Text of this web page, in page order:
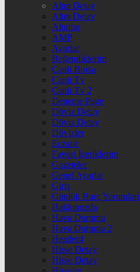
Altın Detay
Altın Detay
Altınlar
AMP
Ayarlar
Beğendiklerim
Canlı Borsa
Canlı Tv
Canlı Tv 2
Deneme Page
Döviz Detay
Döviz Detay
Dövizler
Eczane
Favori İçeriklerim
Gazeteler
Genel Ayarlar
Giriş
Günlük Burç Yorumları
Hakkımızda
Hava Durumu
Hava Durumu 2
Header4
Hisse Detay
Hisse Detay